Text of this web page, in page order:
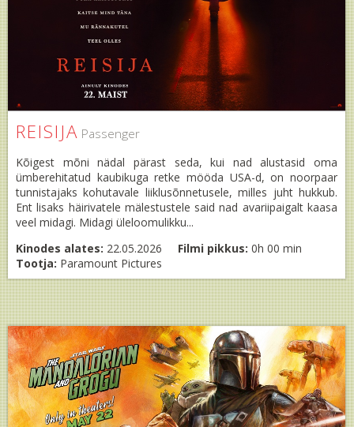
REISIJA Passenger
Kõigest mõni nädal pärast seda, kui nad alustasid oma
ümberehitatud kaubikuga retke mööda USA-d, on noorpaar
tunnistajaks kohutavale liiklusõnnetusele, milles juht hukkub.
Ent lisaks häirivatele mälestustele said nad avariipaigalt kaasa
veel midagi. Midagi üleloomulikku...
Kinodes alates: 22.05.2026 Filmi pikkus: 0h 00 min
Tootja: Paramount Pictures